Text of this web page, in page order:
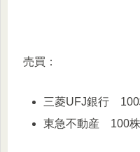
売買：
三菱UFJ銀行
東急不動産 100